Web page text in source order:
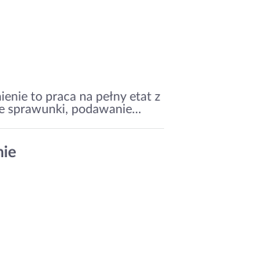
to praca na pełny etat z
sprawunki, podawanie...